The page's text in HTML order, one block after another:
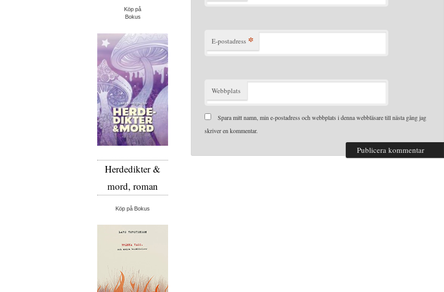
E-postadress *
Webbplats
Spara mitt namn, min e-postadress och webbplats i denna webbläsare till nästa gång jag
skriver en kommentar.
Köp på
Bokus
Herdedikter &
mord, roman
Köp på Bokus